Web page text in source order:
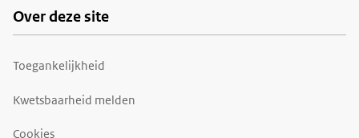
Over deze site
Toegankelijkheid
Kwetsbaarheid melden
Cookies